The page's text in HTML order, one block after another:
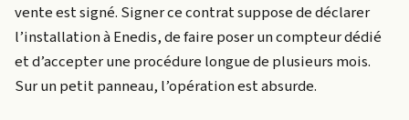
vente est signé. Signer ce contrat suppose de déclarer
l’installation à Enedis, de faire poser un compteur dédié
et d’accepter une procédure longue de plusieurs mois.
Sur un petit panneau, l’opération est absurde.